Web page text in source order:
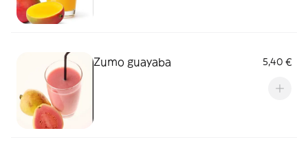
Zumo guayaba 5,40 €